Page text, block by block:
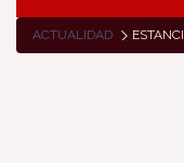
ACTUALIDAD ESTANCIAS